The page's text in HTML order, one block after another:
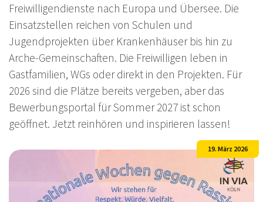
Freiwilligendienste nach Europa und Übersee. Die
Einsatzstellen reichen von Schulen und
Jugendprojekten über Krankenhäuser bis hin zu
Arche-Gemeinschaften. Die Freiwilligen leben in
Gastfamilien, WGs oder direkt in den Projekten. Für
2026 sind die Plätze bereits vergeben, aber das
Bewerbungsportal für Sommer 2027 ist schon
geöffnet. Jetzt reinhören und inspirieren lassen!
19. März 2026